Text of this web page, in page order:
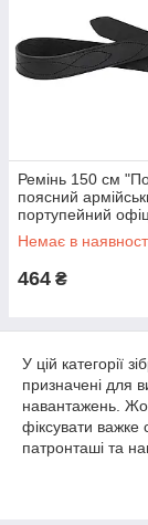
Ремінь 150 см
поясний
портупейний
ремінь пояс
чорний)
Немає в
464 ₴
У цій категорії
призначені для
навантажень.
фіксувати
патронташі та
додаткової